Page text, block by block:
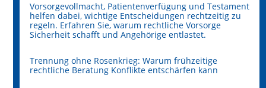
Vorsorgevollmacht, Patientenverfügung und Testament
helfen dabei, wichtige Entscheidungen rechtzeitig zu
regeln. Erfahren Sie, warum rechtliche Vorsorge
Sicherheit schafft und Angehörige entlastet.
Trennung ohne Rosenkrieg: Warum frühzeitige
rechtliche Beratung Konflikte entschärfen kann